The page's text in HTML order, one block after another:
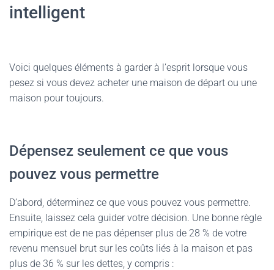
intelligent
Voici quelques éléments à garder à l’esprit lorsque vous
pesez si vous devez acheter une maison de départ ou une
maison pour toujours.
Dépensez seulement ce que vous
pouvez vous permettre
D’abord, déterminez ce que vous pouvez vous permettre.
Ensuite, laissez cela guider votre décision. Une bonne règle
empirique est de ne pas dépenser plus de 28 % de votre
revenu mensuel brut sur les coûts liés à la maison et pas
plus de 36 % sur les dettes, y compris :